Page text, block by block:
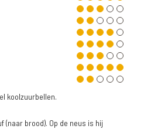
koolzuurbellen.
(naar brood). Op de neus is hij